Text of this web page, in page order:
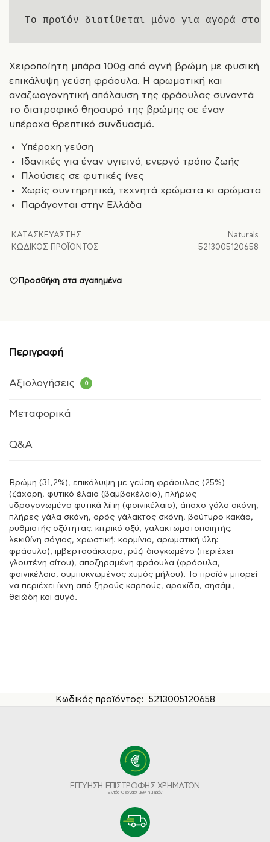
Το προϊόν διατίθεται μόνο για αγορά στο
Χειροποίητη μπάρα 100g από αγνή βρώμη με φυσική
επικάλυψη γεύση φράουλα. Η αρωματική και
αναζωογονητική απόλαυση της φράουλας συναντά
το διατροφικό θησαυρό της βρώμης σε έναν
υπέροχα θρεπτικό συνδυασμό.
Υπέροχη γεύση
Ιδανικές για έναν υγιεινό, ενεργό τρόπο ζωής
Πλούσιες σε φυτικές ίνες
Χωρίς συντηρητικά, τεχνητά χρώματα κι αρώματα
Παράγονται στην Ελλάδα
ΚΑΤΑΣΚΕΥΑΣΤΉΣ
Naturals
ΚΩΔΙΚΌΣ ΠΡΟΪΌΝΤΟΣ
5213005120658
Προσθήκη στα αγαπημένα
Περιγραφή
Αξιολογήσεις 0
Μεταφορικά
Q&A
Βρώμη (31,2%), επικάλυψη με γεύση φράουλας (25%)
(ζάχαρη, φυτικό έλαιο (βαμβακέλαιο), πλήρως
υδρογονωμένα φυτικά λίπη (φοινικέλαιο), άπαχο γάλα σκόνη,
πλήρες γάλα σκόνη, ορός γάλακτος σκόνη, βούτυρο κακάο,
ρυθμιστής οξύτητας: κιτρικό οξύ, γαλακτωματοποιητής:
λεκιθίνη σόγιας, χρωστική: καρμίνιο, αρωματική ύλη:
φράουλα), ιμβερτοσάκχαρο, ρύζι διογκωμένο (περιέχει
γλουτένη σίτου), αποξηραμένη φράουλα (φράουλα,
φοινικέλαιο, συμπυκνωμένος χυμός μήλου). Το προϊόν μπορεί
να περιέχει ίχνη από ξηρούς καρπούς, αραχίδα, σησάμι,
θειώδη και αυγό.
Κωδικός προϊόντος: 5213005120658
ΕΓΓΥΗΣΗ ΕΠΙΣΤΡΟΦΗΣ ΧΡΗΜΑΤΩΝ
Εντός 10 εργάσιμων ημερών